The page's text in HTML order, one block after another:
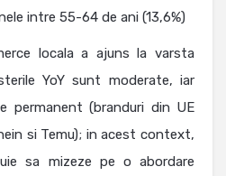
intre 55-64 de ani (13,6%)
locala a ajuns la varsta
YoY sunt moderate, iar
permanent (branduri din UE
si Temu); in acest context,
sa mizeze pe o abordare